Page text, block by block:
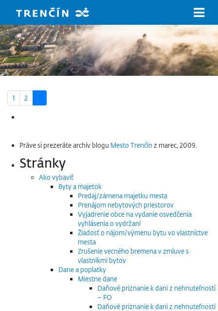
1 2 3
Práve si prezeráte archív blogu Mesto Trenčín z marec, 2009.
Stránky
Ako vybaviť
Byty a majetok
Predaj/zámena majetku mesta
Prenájom nebytových priestorov
Vyjadrenie obce na vydanie osvedčenia
vyhlásenia o vydržaní
Žiadosť o nájom/výmenu bytu vo vlastníctve
mesta
Zrušenie vecného bremena v zmluve s
vlastníkmi bytov
Dane a poplatky
Miestne dane
Daňové priznanie k dani z nehnuteľností
– FO
Daňové priznanie k dani z nehnuteľností